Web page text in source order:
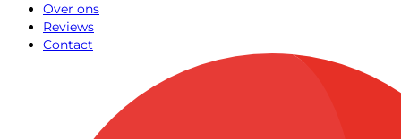
Over ons
Reviews
Contact